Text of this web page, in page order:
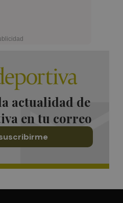
actualidad de
en tu correo